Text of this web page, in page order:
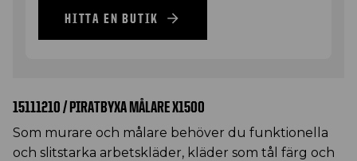
HITTA EN BUTIK
15111210 / PIRATBYXA MÅLARE X1500
Som murare och målare behöver du funktionella
och slitstarka arbetskläder, kläder som tål färg och